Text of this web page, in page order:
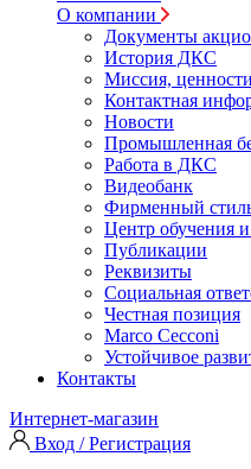
О компании
Документы
История ДКС
Миссия,
Контактная
Новости
Промышленная
Работа в ДКС
Видеобанк
Фирменный
Центр обучения
Публикации
Реквизиты
Социальная
Честная позиция
Marco Cecconi
Устойчивое
Контакты
Интернет-магазин
Вход / Регистрация